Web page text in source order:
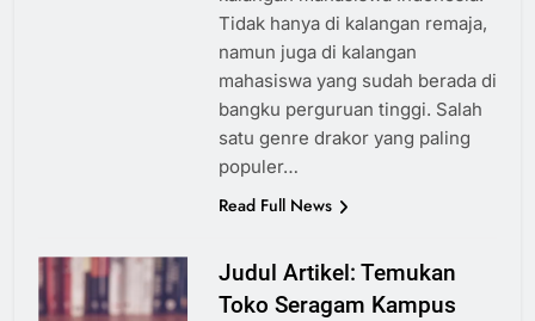
Tidak hanya di kalangan remaja,
namun juga di kalangan
mahasiswa yang sudah berada di
bangku perguruan tinggi. Salah
satu genre drakor yang paling
populer…
Read Full News
Judul Artikel: Temukan
Toko Seragam Kampus